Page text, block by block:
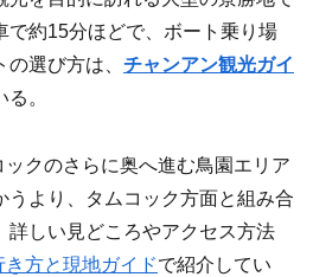
で約15分ほどで、ボート乗り場
選び方は、 チャンアン観光ガイ
。
クのさらに奥へ進む鳥園エリア
うより、タムコック方面と組み合
詳しい見どころやアクセス方法
方と現地ガイドで紹介してい